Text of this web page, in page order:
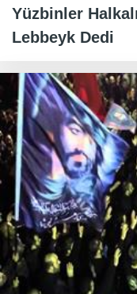
Yüzbinler
Lebbeyk Dedi